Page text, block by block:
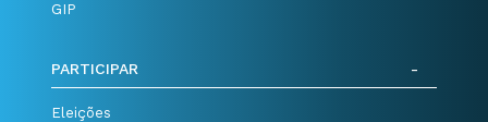
GIP
PARTICIPAR
Eleições